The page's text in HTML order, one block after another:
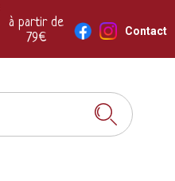
à partir de
79€
Contact